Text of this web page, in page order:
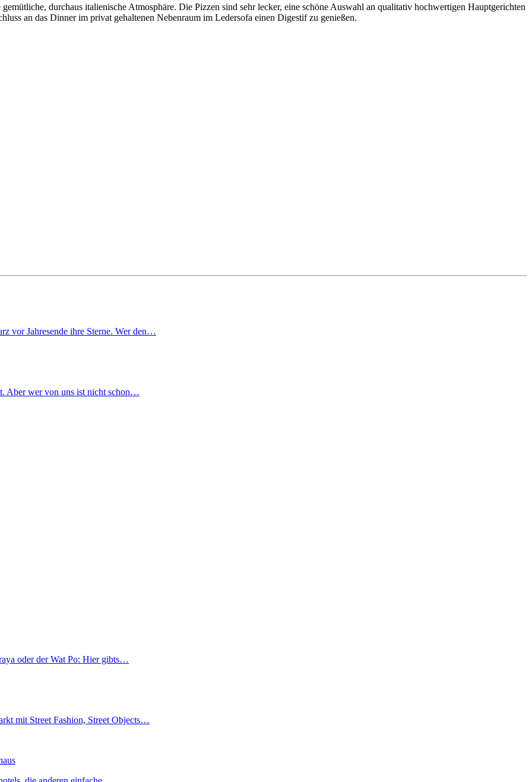
durchaus italienische Atmosphäre. Die Pizzen sind sehr lecker, eine schöne Auswahl an qualitativ hochwertigen Hauptgerichten
an das Dinner im privat gehaltenen Nebenraum im Ledersofa einen Digestif zu genießen.
vor Jahresende ihre Sterne. Wer den…
Aber wer von uns ist nicht schon…
oder der Wat Po: Hier gibts…
mit Street Fashion, Street Objects…